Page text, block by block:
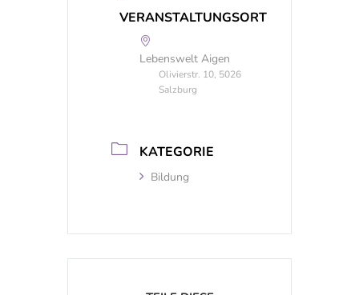
VERANSTALTUNGSORT
Lebenswelt Aigen
Olivierstr. 10, 5026
Salzburg
KATEGORIE
Bildung